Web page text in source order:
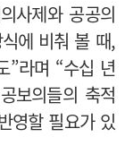
사제와 공공의
에 비춰 볼 때,
”라며 “수십 년
보의들의 축적
영할 필요가 있